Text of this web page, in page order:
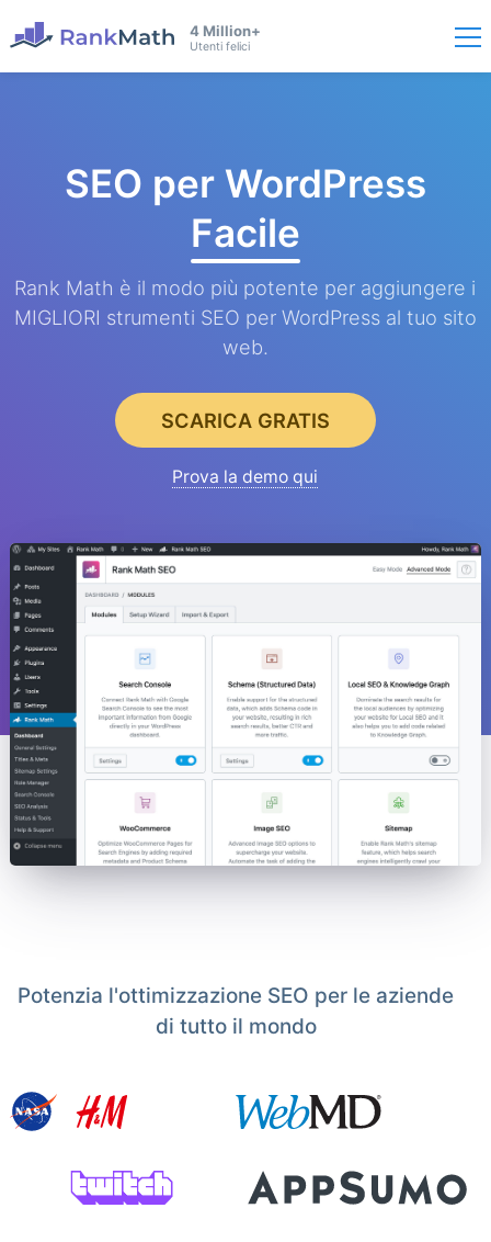
4 Million+
Utenti felici
SEO per WordPress
Facile
Rank Math è il modo più potente per aggiungere i
MIGLIORI strumenti SEO per WordPress al tuo sito
web.
SCARICA GRATIS
Prova la demo qui
Potenzia l'ottimizzazione SEO per le aziende
di tutto il mondo